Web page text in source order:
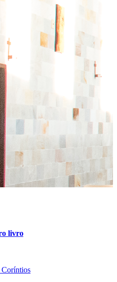
livro
Coríntios